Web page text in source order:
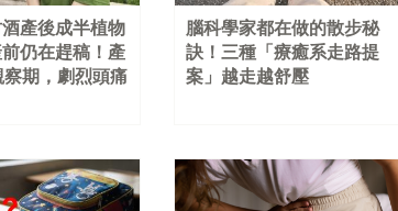
產後成半植物
仍在趕稿！產
期，劇烈頭痛
腦科學家都在做的散步秘
訣！三種「療癒系走路提
案」越走越舒壓